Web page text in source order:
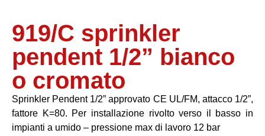
919/C sprinkler
pendent 1/2” bianco
o cromato
Sprinkler Pendent 1/2” approvato CE UL/FM, attacco 1/2”,
fattore K=80. Per installazione rivolto verso il basso in
impianti a umido – pressione max di lavoro 12 bar